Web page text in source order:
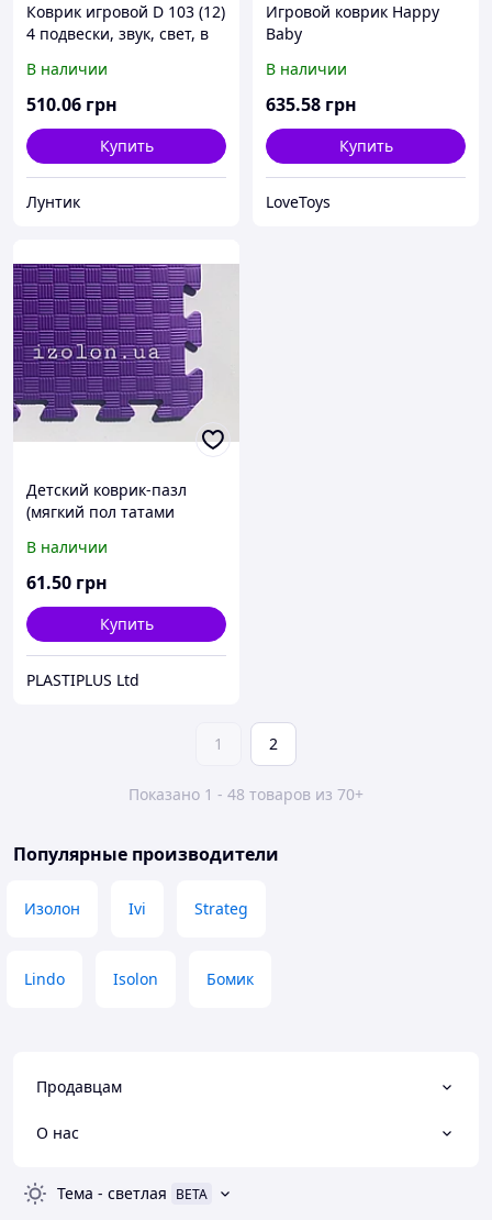
Коврик игровой D 103 (12)
4 подвески, звук, свет, в
В наличии
510.06 грн
Купить
Лунтик
Игровой коврик Happy
Baby
В наличии
635.58 грн
Купить
LoveToys
Детский коврик-пазл
(мягкий пол татами
EVA KIDS 500х500х10мм
фиолетовый
В наличии
61.50 грн
Купить
PLASTIPLUS Ltd
1 2
Показано 1 - 48 товаров из 70+
Популярные производители
Изолон Ivi Strateg
Lindo Isolon Бомик
Продавцам
О нас
Тема - светлая BETA